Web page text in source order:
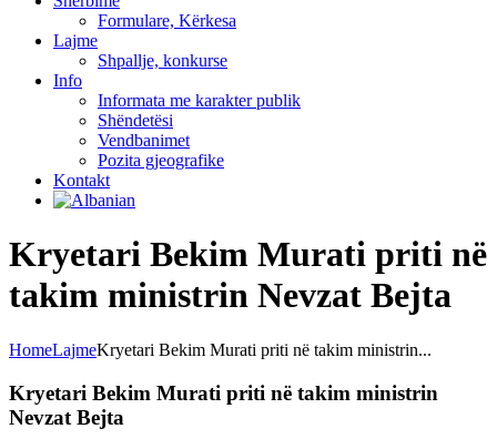
Formulare, Kërkesa
Lajme
Shpallje, konkurse
Info
Informata me karakter publik
Shëndetësi
Vendbanimet
Pozita gjeografike
Kontakt
Kryetari Bekim Murati priti në
takim ministrin Nevzat Bejta
HomeLajmeKryetari Bekim Murati priti në takim ministrin...
Kryetari Bekim Murati priti në takim ministrin
Nevzat Bejta